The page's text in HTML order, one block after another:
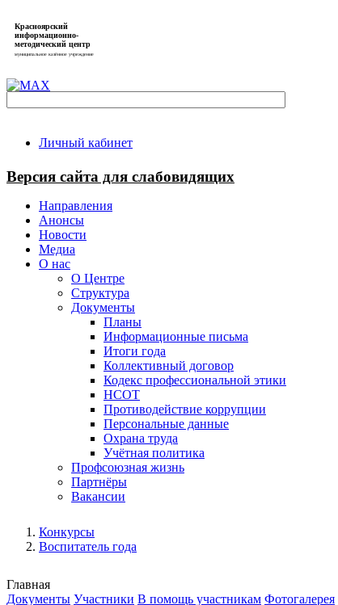
Красноярский
информационно-
методический центр
муниципальное казённое учреждение
Личный кабинет
Версия сайта для слабовидящих
Направления
Анонсы
Новости
Медиа
О нас
О Центре
Структура
Документы
Планы
Информационные письма
Итоги года
Коллективный договор
Кодекс профессиональной этики
НСОТ
Противодействие коррупции
Персональные данные
Охрана труда
Учётная политика
Профсоюзная жизнь
Партнёры
Вакансии
Конкурсы
Воспитатель года
Главная
Документы Участники В помощь участникам Фотогалерея